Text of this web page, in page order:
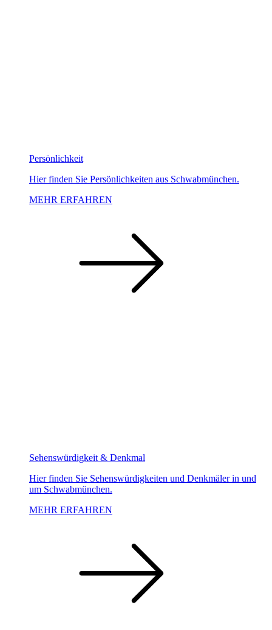
Persönlichkeit
Hier finden Sie Persönlichkeiten aus Schwabmünchen.
MEHR ERFAHREN
Sehenswürdigkeit & Denkmal
Hier finden Sie Sehenswürdigkeiten und Denkmäler in und
um Schwabmünchen.
MEHR ERFAHREN